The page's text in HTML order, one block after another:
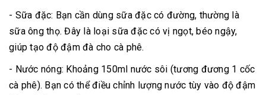
- Sữa đặc: Bạn cần dùng sữa đặc có đường, thường là
sữa ông thọ. Đây là loại sữa đặc có vị ngọt, béo ngậy,
giúp tạo độ đậm đà cho cà phê.
- Nước nóng: Khoảng 150ml nước sôi (tương đương 1 cốc
cà phê). Bạn có thể điều chỉnh lượng nước tùy vào độ đậm